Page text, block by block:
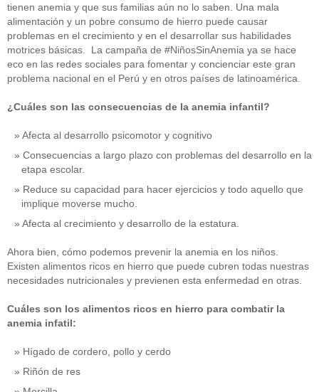
tienen anemia y que sus familias aún no lo saben. Una mala
alimentación y un pobre consumo de hierro puede causar
problemas en el crecimiento y en el desarrollar sus habilidades
motrices básicas. La campaña de #NiñosSinAnemia ya se hace
eco en las redes sociales para fomentar y concienciar este gran
problema nacional en el Perú y en otros países de latinoamérica.
¿Cuáles son las consecuencias de la anemia infantil?
Afecta al desarrollo psicomotor y cognitivo
Consecuencias a largo plazo con problemas del desarrollo en la
etapa escolar.
Reduce su capacidad para hacer ejercicios y todo aquello que
implique moverse mucho.
Afecta al crecimiento y desarrollo de la estatura.
Ahora bien, cómo podemos prevenir la anemia en los niños.
Existen alimentos ricos en hierro que puede cubren todas nuestras
necesidades nutricionales y previenen esta enfermedad en otras.
Cuáles son los alimentos ricos en hierro para combatir la
anemia infatil:
Hígado de cordero, pollo y cerdo
Riñón de res